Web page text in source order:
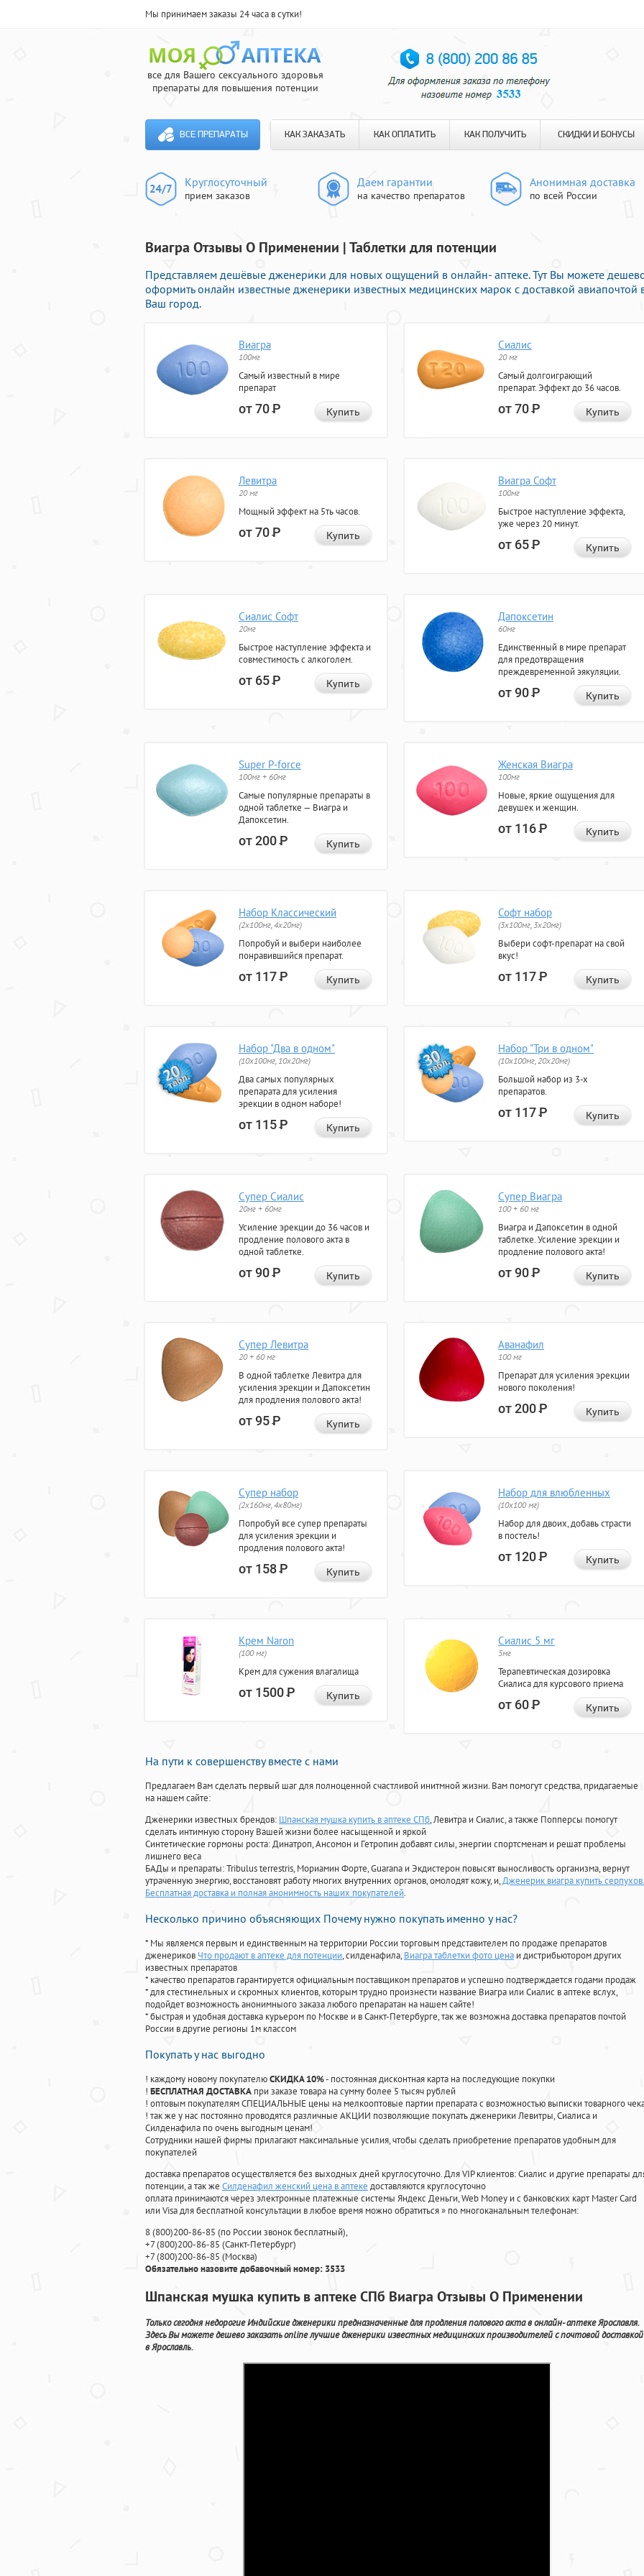
Мы принимаем заказы 24 часа в сутки!
все для Вашего сексуального здоровья
препараты для повышения потенции
ВСЕ ПРЕПАРАТЫ КАК ЗАКАЗАТЬ КАК ОПЛАТИТЬ КАК ПОЛУЧИТЬ СКИДКИ И БОНУСЫ
Круглосуточный
прием заказов
Даем гарантии
на качество препаратов
Анонимная доставка
по всей России
Виагра Отзывы О Применении | Таблетки для потенции
Представляем дешёвые дженерики для новых ощущений в онлайн- аптеке. Тут Вы можете
оформить онлайн известные дженерики известных медицинских марок с доставкой авиапочтой
Ваш город.
Виагра
100мг
Самый известный в мире
препарат
от 70Р Купить
Сиалис
20 мг
Самый долгоиграющий
препарат. Эффект до 36 часов.
от 70Р Купить
Левитра
20 мг
Мощный эффект на 5ть часов.
от 70Р Купить
Виагра Софт
100мг
Быстрое наступление эффекта,
уже через 20 минут.
от 65Р Купить
Сиалис Софт
20мг
Быстрое наступление эффекта и
совместимость с алкоголем.
от 65Р Купить
Дапоксетин
60мг
Единственный в мире препарат
для предотвращения
преждевременной эякуляции.
от 90Р Купить
Super P-force
100мг + 60мг
Самые популярные препараты в
одной таблетке — Виагра и
Дапоксетин.
от 200Р Купить
Женская Виагра
100мг
Новые, яркие ощущения для
девушек и женщин.
от 116Р Купить
Набор Классический
(2x100мг, 4x20мг)
Попробуй и выбери наиболее
понравившийся препарат.
от 117Р Купить
Софт набор
(3x100мг, 3x20мг)
Выбери софт-препарат на свой
вкус!
от 117Р Купить
Набор "Два в одном"
(10x100мг, 10x20мг)
Два самых популярных
препарата для усиления
эрекции в одном наборе!
от 115Р Купить
Набор "Три в одном"
(10x100мг, 20x20мг)
Большой набор из 3-х
препаратов.
от 117Р Купить
Супер Сиалис
20мг + 60мг
Усиление эрекции до 36 часов и
продление полового акта в
одной таблетке.
от 90Р Купить
Супер Виагра
100 + 60 мг
Виагра и Дапоксетин в одной
таблетке. Усиление эрекции и
продление полового акта!
от 90Р Купить
Супер Левитра
20 + 60 мг
В одной таблетке Левитра для
усиления эрекции и Дапоксетин
для продления полового акта!
от 95Р Купить
Аванафил
100 мг
Препарат для усиления эрекции
нового поколения!
от 200Р Купить
Супер набор
(2х160мг, 4х80мг)
Попробуй все супер препараты
для усиления эрекции и
продления полового акта!
от 158Р Купить
Набор для влюбленных
(10х100 мг)
Набор для двоих, добавь страсти
в постель!
от 120Р Купить
Крем Naron
(100 мг)
Крем для сужения влагалища
от 1500Р Купить
Сиалис 5 мг
5мг
Терапевтическая дозировка
Сиалиса для курсового приема
от 60Р Купить
На пути к совершенству вместе с нами
Предлагаем Вам сделать первый шаг для полноценной счастливой инитмной жизни. Вам помогут средства, придагаемые
на нашем сайте:
Дженерики известных брендов: Шпанская мушка купить в аптеке СПб, Левитра и Сиалис, а также Попперсы помогут
сделать интимную сторону Вашей жизни более насыщенной и яркой
Синтетические гормоны роста: Динатроп, Ансомон и Гетропин добавят силы, энергии спортсменам и решат проблемы
лишнего веса
БАДы и препараты:Tribulus terrestris, Мориамин Форте, Guarana и Экдистерон повысят выносливость организма, вернут
утраченную энергию, восстановят работу многих внутренних органов, омолодят кожу, и,Дженерик виагра купить серпухов.
Бесплатная доставка и полная анонимность наших покупателей.
Несколько причино объясняющих Почему нужно покупать именно у нас?
* Мы являемся первым и единственным на территории России торговым представителем по продаже препаратов
дженериков Что продают в аптеке для потенции, силденафила, Виагра таблетки фото цена и дистрибьютором других
известных препаратов
* качество препаратов гарантируется официальным поставщиком препаратов и успешно подтверждается годами продаж
* для стестинельных и скромных клиентов, которым трудно произнести название Виагра или Сиалис в аптеке вслух,
подойдет возможность анонимныого заказа любого препаратан на нашем сайте!
* быстрая и удобная доставка курьером по Москве и в Санкт-Петербурге, так же возможна доставка препаратов почтой
России в другие регионы 1м классом
Покупать у нас выгодно
! каждому новому покупателюСКИДКА 10%- постоянная дисконтная карта на последующие покупки
! БЕСПЛАТНАЯ ДОСТАВКА при заказе товара на сумму более 5 тысяч рублей
! оптовым покупателям СПЕЦИАЛЬНЫЕ цены на мелкооптовые партии препарата с возможностью выписки товарного
! так же у нас постоянно проводятся различные АКЦИИ позволяющие покупать дженерики Левитры, Сиалиса и
Силденафила по очень выгодным ценам!
Cотрудники нашей фирмы прилагают максимальные усилия, чтобы сделать приобретение препаратов удобным для
покупателей
доставка препаратов осуществляется без выходных дней круглосуточно. Для VIP клиентов: Сиалис и другие препараты
потенции, а так же Силденафил женский цена в аптеке доставляются круглосуточно
оплата принимаются через электронные платежные системы Яндекс Деньги, Web Money и с банковских карт Master Card
или Visa для бесплатной консультации в любое время можно обратиться» по многоканальным телефонам:
8(800)200-86-85 (по России звонок бесплатный),
+7(800)200-86-85 (Санкт-Петербург)
+7(800)200-86-85 (Москва)
Обязательно назовите добавочный номер: 3533
Шпанская мушка купить в аптеке СПб Виагра Отзывы О Применении
Только сегодня недорогие Индийские дженерики предназначенные для продления полового акта в онлайн- аптеке Ярославля.
Здесь Вы можете дешево заказать online лучшие дженерики известных медицинских производителей с почтовой доставкой
в Ярославль.